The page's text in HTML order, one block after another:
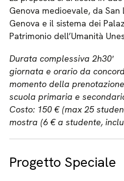
Genova medioevale, da San
Genova e il sistema dei
Patrimonio dell’Umanità
Durata complessiva 2h30′
giornata e orario da
momento della prenotazione
scuola primaria e
Costo: 150 € (max 25
mostra (6 € a studente,
Progetto Speciale